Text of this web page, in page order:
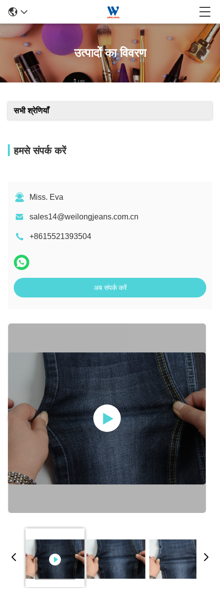
उत्पादों का विवरण
सभी श्रेणियाँ
हमसे संपर्क करें
Miss. Eva
sales14@weilongjeans.com.cn
+8615521393504
अब संपर्क करें